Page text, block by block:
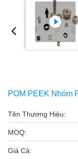
POM PEEK Nhóm
Tên Thương Hiệu:
MOQ:
Giá Cả: